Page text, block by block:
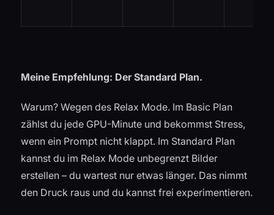
Meine Empfehlung: Der Standard Plan.
Warum? Wegen des Relax Mode. Im Basic Plan
zählst du jede GPU-Minute und bekommst Stress,
wenn ein Prompt nicht klappt. Im Standard Plan
kannst du im Relax Mode unbegrenzt Bilder
erstellen – du wartest nur etwas länger. Das nimmt
den Druck raus und du kannst frei experimentieren.